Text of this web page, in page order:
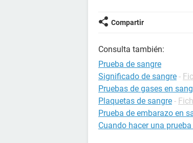
Compartir
Consulta también:
Prueba de sangre
Significado de sangre -
Pruebas de gases en
Plaquetas de sangre -
Prueba de embarazo en
Cuando hacer una